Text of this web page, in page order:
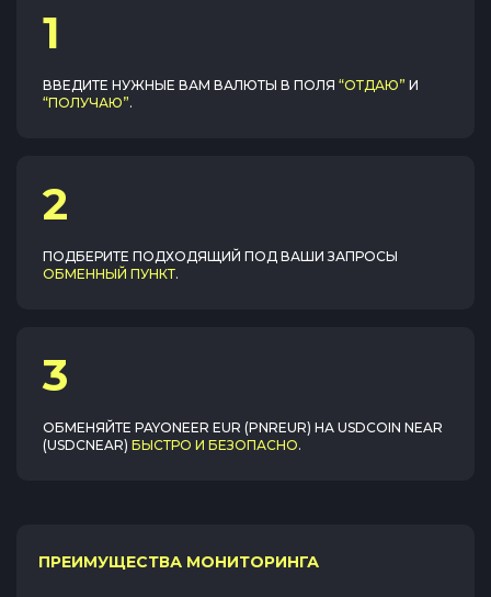
1
ВВЕДИТЕ НУЖНЫЕ ВАМ ВАЛЮТЫ В ПОЛЯ “ОТДАЮ” И
“ПОЛУЧАЮ”.
2
ПОДБЕРИТЕ ПОДХОДЯЩИЙ ПОД ВАШИ ЗАПРОСЫ
ОБМЕННЫЙ ПУНКТ.
3
ОБМЕНЯЙТЕ PAYONEER EUR (PNREUR) НА USDCOIN NEAR
(USDCNEAR) БЫСТРО И БЕЗОПАСНО.
ПРЕИМУЩЕСТВА МОНИТОРИНГА